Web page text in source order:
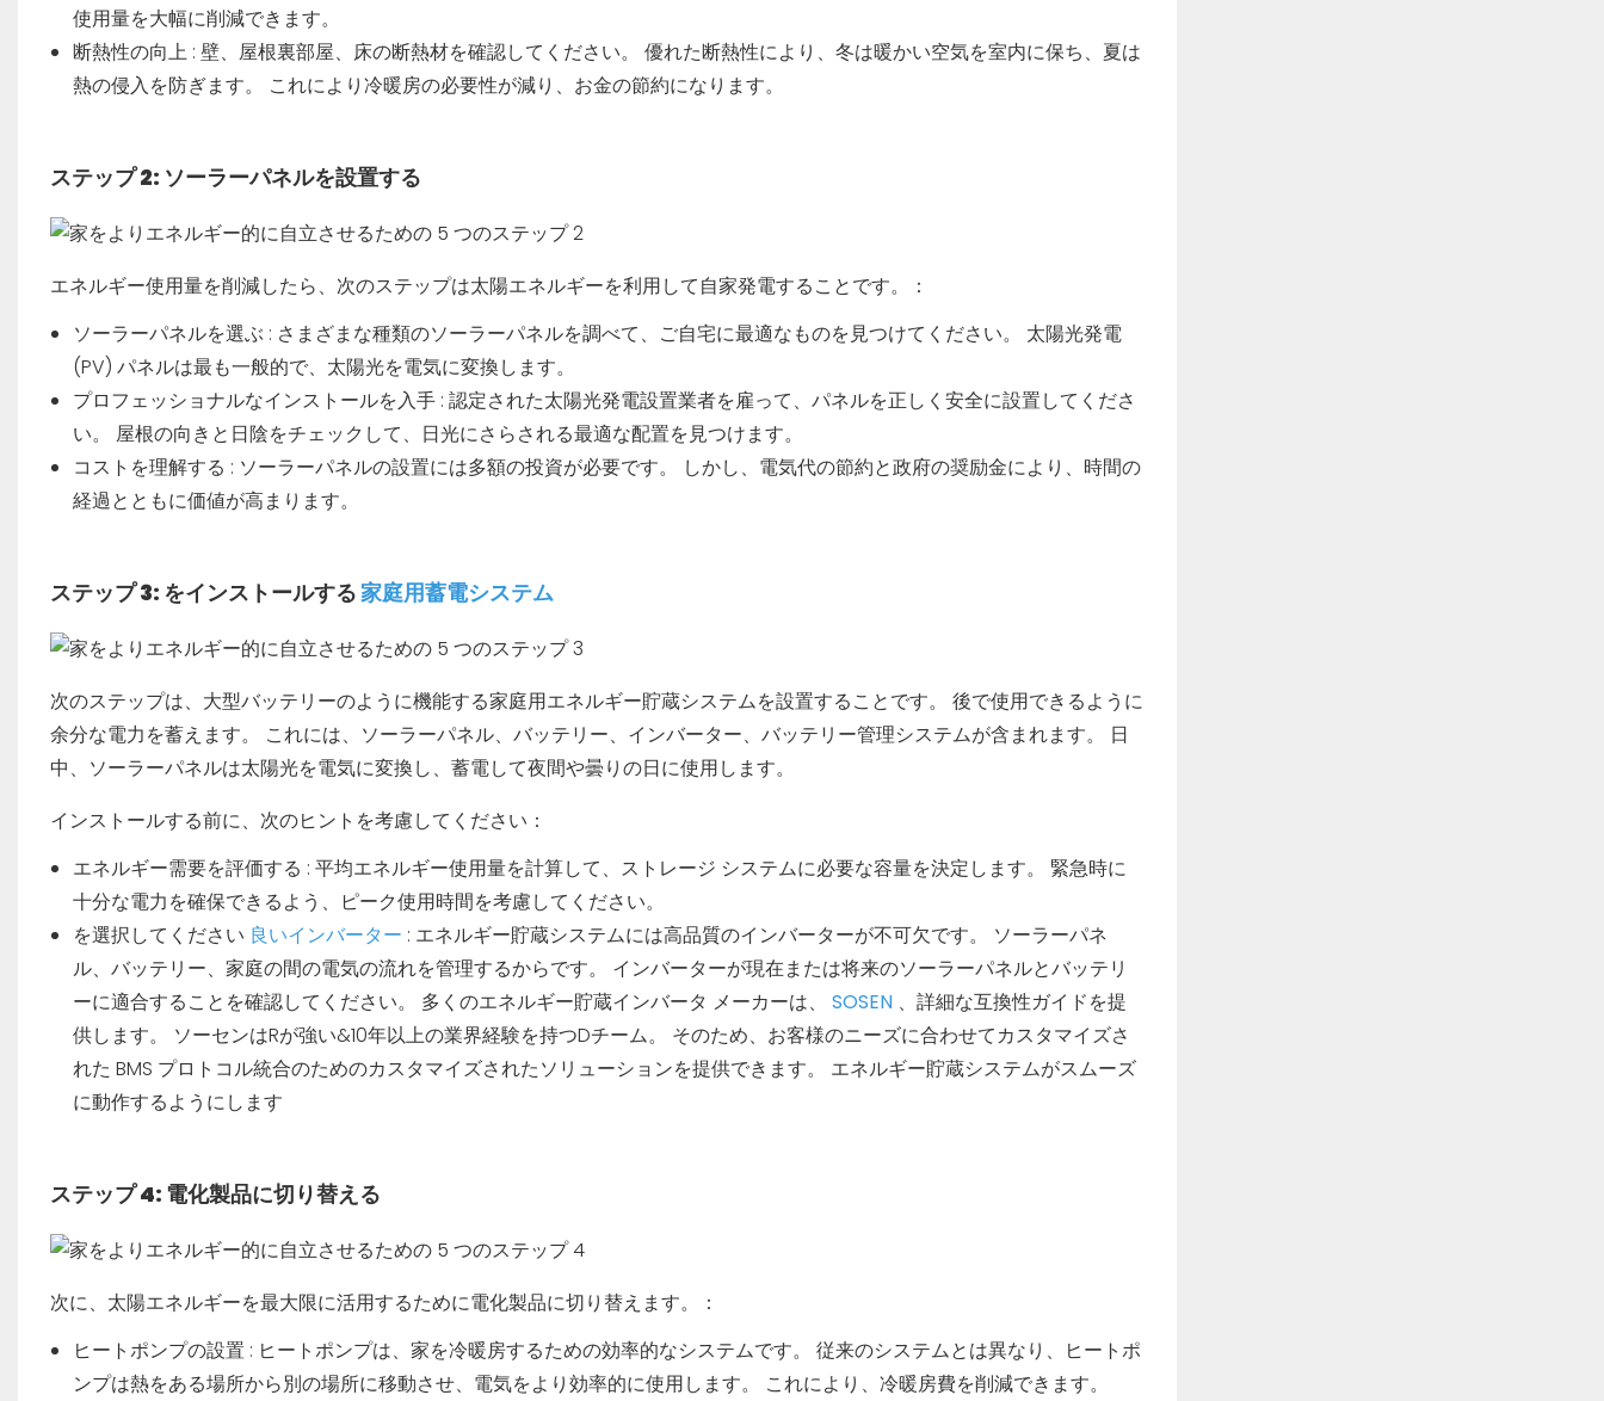
使用量を大幅に削減できます。
断熱性の向上 : 壁、屋根裏部屋、床の断熱材を確認してください。 優れた断熱性により、冬は暖かい空気を室内に保ち、夏は
熱の侵入を防ぎます。 これにより冷暖房の必要性が減り、お金の節約になります。
ステップ 2: ソーラーパネルを設置する
エネルギー使用量を削減したら、次のステップは太陽エネルギーを利用して自家発電することです。：
ソーラーパネルを選ぶ : さまざまな種類のソーラーパネルを調べて、ご自宅に最適なものを見つけてください。 太陽光発電
(PV) パネルは最も一般的で、太陽光を電気に変換します。
プロフェッショナルなインストールを入手 : 認定された太陽光発電設置業者を雇って、パネルを正しく安全に設置してくださ
い。 屋根の向きと日陰をチェックして、日光にさらされる最適な配置を見つけます。
コストを理解する : ソーラーパネルの設置には多額の投資が必要です。 しかし、電気代の節約と政府の奨励金により、時間の
経過とともに価値が高まります。
ステップ 3: をインストールする家庭用蓄電システム
次のステップは、大型バッテリーのように機能する家庭用エネルギー貯蔵システムを設置することです。 後で使用できるように
余分な電力を蓄えます。 これには、ソーラーパネル、バッテリー、インバーター、バッテリー管理システムが含まれます。 日
中、ソーラーパネルは太陽光を電気に変換し、蓄電して夜間や曇りの日に使用します。
インストールする前に、次のヒントを考慮してください：
エネルギー需要を評価する : 平均エネルギー使用量を計算して、ストレージ システムに必要な容量を決定します。 緊急時に
十分な電力を確保できるよう、ピーク使用時間を考慮してください。
を選択してください 良いインバーター : エネルギー貯蔵システムには高品質のインバーターが不可欠です。 ソーラーパネ
ル、バッテリー、家庭の間の電気の流れを管理するからです。 インバーターが現在または将来のソーラーパネルとバッテリ
ーに適合することを確認してください。 多くのエネルギー貯蔵インバータ メーカーは、SOSEN 、詳細な互換性ガイドを提
供します。 ソーセンはRが強い&10年以上の業界経験を持つDチーム。 そのため、お客様のニーズに合わせてカスタマイズさ
れた BMS プロトコル統合のためのカスタマイズされたソリューションを提供できます。 エネルギー貯蔵システムがスムーズ
に動作するようにします
ステップ 4: 電化製品に切り替える
次に、太陽エネルギーを最大限に活用するために電化製品に切り替えます。：
ヒートポンプの設置 : ヒートポンプは、家を冷暖房するための効率的なシステムです。 従来のシステムとは異なり、ヒートポ
ンプは熱をある場所から別の場所に移動させ、電気をより効率的に使用します。 これにより、冷暖房費を削減できます。